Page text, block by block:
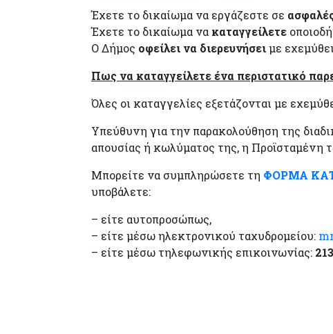
Έχετε το δικαίωμα να εργάζεστε σε
Έχετε το δικαίωμα να καταγγείλετε
Ο Δήμος οφείλει να διερευνήσειμε
Πως να καταγγείλετε ένα περιστατικό
Όλες οι καταγγελίες εξετάζονται με
Υπεύθυνη για την παρακολούθηση της
απουσίας ή κωλύματος της, η Προϊσταμένη
Μπορείτε να συμπληρώσετε τη ΦΟΡΜΑ
υποβάλετε:
– είτε αυτοπροσώπως,
– είτε μέσω ηλεκτρονικού ταχυδρομείου:
– είτε μέσω τηλεφωνικής επικοινωνίας: